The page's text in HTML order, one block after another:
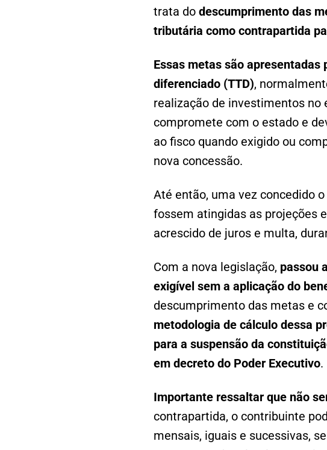
trata do descumprimento das
tributária como contrapartida
Essas metas são
diferenciado (TTD),
realização de investimentos no
compromete com o estado e
ao fisco quando exigido ou
nova concessão.
Até então, uma vez concedido
fossem atingidas as projeções
acrescido de juros e multa,
Com a nova legislação, passou
exigível sem a aplicação do
descumprimento das metas e
metodologia de cálculo dessa
para a suspensão da
em decreto do Poder Executivo.
Importante ressaltar que não
contrapartida, o contribuinte
mensais, iguais e sucessivas,